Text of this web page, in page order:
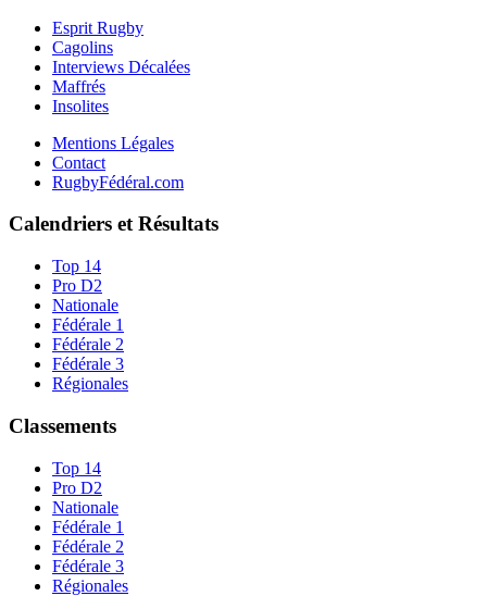
Esprit Rugby
Cagolins
Interviews Décalées
Maffrés
Insolites
Mentions Légales
Contact
RugbyFédéral.com
Calendriers et Résultats
Top 14
Pro D2
Nationale
Fédérale 1
Fédérale 2
Fédérale 3
Régionales
Classements
Top 14
Pro D2
Nationale
Fédérale 1
Fédérale 2
Fédérale 3
Régionales